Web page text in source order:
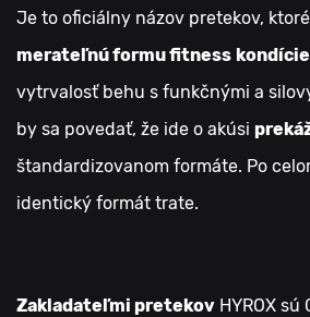
Je to oficiálny názov pretekov,
merateľnú formu fitness kondície
vytrvalosť behu s funkčnými a
by sa povedať, že ide o akúsi
štandardizovanom formáte. Po
identický formát trate.
Zakladateľmi pretekov HYROX sú